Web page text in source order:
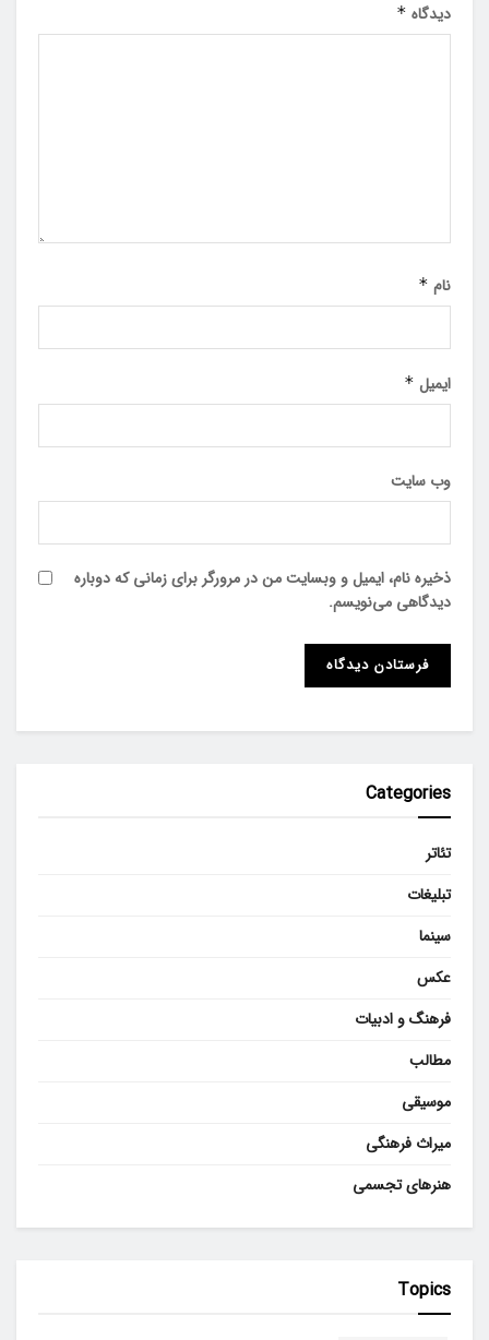
دیدگاه *
نام *
ایمیل *
وب‌ سایت
ذخیره نام، ایمیل و وبسایت من در مرورگر برای زمانی که دوباره
دیدگاهی می‌نویسم.
Categories
تئاتر
تبلیغات
سینما
عکس
فرهنگ و ادبیات
مطالب
موسیقی
میراث فرهنگی
هنرهای تجسمی
Topics